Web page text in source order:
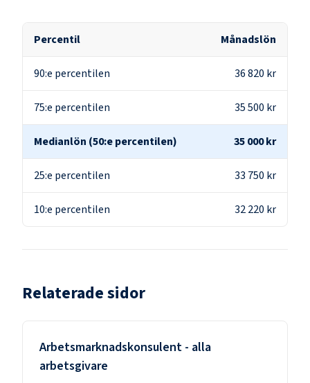
Percentil Månadslön
90:e percentilen 36 820 kr
75:e percentilen 35 500 kr
Medianlön (50:e percentilen) 35 000 kr
25:e percentilen 33 750 kr
10:e percentilen 32 220 kr
Relaterade sidor
Arbetsmarknadskonsulent - alla
arbetsgivare